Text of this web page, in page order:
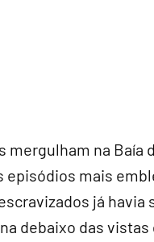
na Baía
episódios mais
já havia
debaixo das vistas